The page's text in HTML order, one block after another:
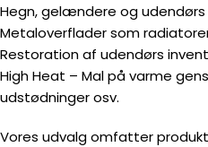
Hegn, gelændere og
Metaloverflader som
Restoration af udendørs
High Heat – Mal på varme
udstødninger osv.
Vores udvalg omfatter